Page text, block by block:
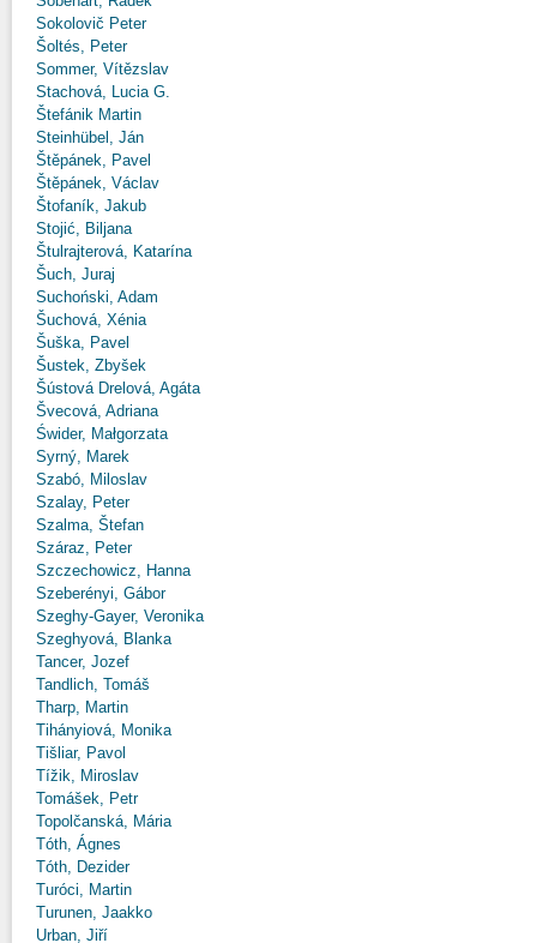
Sokolovič Peter
Šoltés, Peter
Sommer, Vítězslav
Stachová, Lucia G.
Štefánik Martin
Steinhübel, Ján
Štěpánek, Pavel
Štěpánek, Václav
Štofaník, Jakub
Stojić, Biljana
Štulrajterová, Katarína
Šuch, Juraj
Suchoński, Adam
Šuchová, Xénia
Šuška, Pavel
Šustek, Zbyšek
Šústová Drelová, Agáta
Švecová, Adriana
Świder, Małgorzata
Syrný, Marek
Szabó, Miloslav
Szalay, Peter
Szalma, Štefan
Száraz, Peter
Szczechowicz, Hanna
Szeberényi, Gábor
Szeghy-Gayer, Veronika
Szeghyová, Blanka
Tancer, Jozef
Tandlich, Tomáš
Tharp, Martin
Tihányiová, Monika
Tišliar, Pavol
Tížik, Miroslav
Tomášek, Petr
Topolčanská, Mária
Tóth, Ágnes
Tóth, Dezider
Turóci, Martin
Turunen, Jaakko
Urban, Jiří